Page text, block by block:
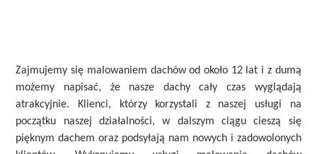
Zajmujemy się malowaniem dachów od około 12 lat i z dumą
możemy napisać, że nasze dachy cały czas wyglądają
atrakcyjnie. Klienci, którzy korzystali z naszej usługi na
początku naszej działalności, w dalszym ciągu cieszą się
pięknym dachem oraz podsyłają nam nowych i zadowolonych